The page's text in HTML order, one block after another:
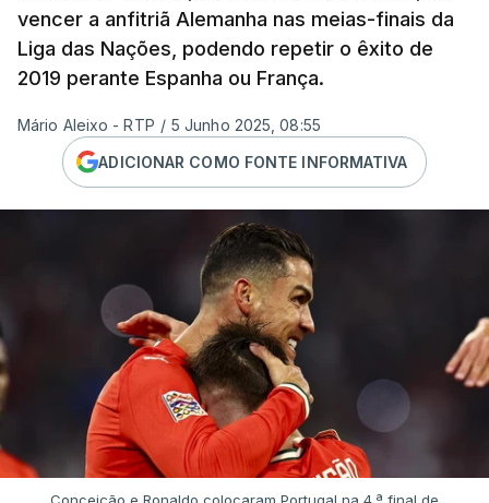
vencer a anfitriã Alemanha nas meias-finais da
Liga das Nações, podendo repetir o êxito de
2019 perante Espanha ou França.
Mário Aleixo - RTP / 5 Junho 2025, 08:55
ADICIONAR COMO FONTE INFORMATIVA